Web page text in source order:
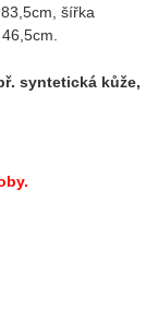
šířka
syntetická kůže,